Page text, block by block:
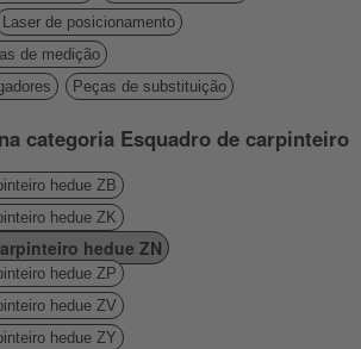
Laser de posicionamento
de medição
Peças de substituição
categoria Esquadro de carpinteiro
hedue ZB
hedue ZK
hedue ZN
hedue ZP
hedue ZV
hedue ZY